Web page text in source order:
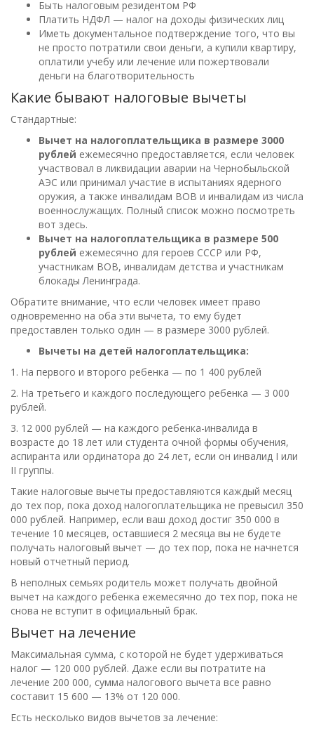
Быть налоговым резидентом РФ
Платить НДФЛ — налог на доходы физических лиц
Иметь документальное подтверждение того, что вы
не просто потратили свои деньги, а купили квартиру,
оплатили учебу или лечение или пожертвовали
деньги на благотворительность
Какие бывают налоговые вычеты
Стандартные:
Вычет на налогоплательщика в размере 3000
рублей ежемесячно предоставляется, если человек
участвовал в ликвидации аварии на Чернобыльской
АЭС или принимал участие в испытаниях ядерного
оружия, а также инвалидам ВОВ и инвалидам из числа
военнослужащих. Полный список можно посмотреть
вот здесь.
Вычет на налогоплательщика в размере 500
рублей ежемесячно для героев СССР или РФ,
участникам ВОВ, инвалидам детства и участникам
блокады Ленинграда.
Обратите внимание, что если человек имеет право
одновременно на оба эти вычета, то ему будет
предоставлен только один — в размере 3000 рублей.
Вычеты на детей налогоплательщика:
1. На первого и второго ребенка — по 1 400 рублей
2. На третьего и каждого последующего ребенка — 3 000
рублей.
3. 12 000 рублей — на каждого ребенка-инвалида в
возрасте до 18 лет или студента очной формы обучения,
аспиранта или ординатора до 24 лет, если он инвалид I или
II группы.
Такие налоговые вычеты предоставляются каждый месяц
до тех пор, пока доход налогоплательщика не превысил 350
000 рублей. Например, если ваш доход достиг 350 000 в
течение 10 месяцев, оставшиеся 2 месяца вы не будете
получать налоговый вычет — до тех пор, пока не начнется
новый отчетный период.
В неполных семьях родитель может получать двойной
вычет на каждого ребенка ежемесячно до тех пор, пока не
снова не вступит в официальный брак.
Вычет на лечение
Максимальная сумма, с которой не будет удерживаться
налог — 120 000 рублей. Даже если вы потратите на
лечение 200 000, сумма налогового вычета все равно
составит 15 600 — 13% от 120 000.
Есть несколько видов вычетов за лечение: